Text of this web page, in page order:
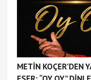
METİN KOÇER’DEN